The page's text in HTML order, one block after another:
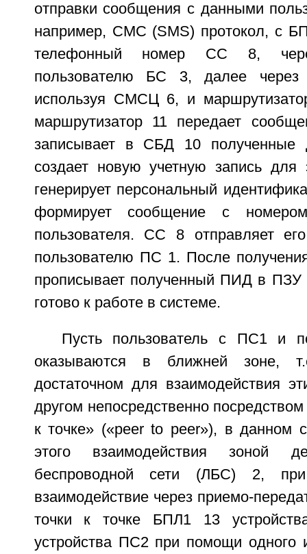
отправки сообщения с данными
например, CMC (SMS) протокол, с
телефонный номер СС 8,
пользователю БС 3, далее
используя СМСЦ 6, и
маршрутизатор 11 передает
записывает в СБД 10
создает новую учетную запись для
генерирует персональный
формирует сообщение с
пользователя. СС 8 отправляет
пользователю ПС 1. После
прописывает полученный ПИД в ПЗУ
готово к работе в системе.
Пусть пользователь с ПС1 и
оказываются в ближней зоне,
достаточном для взаимодействия
другом непосредственно
к точке» («peer to peer»), в данном
этого взаимодействия зоной
беспроводной сети (ЛБС) 2,
взаимодействие через приемо-
точки к точке БПЛ1 13
устройства ПС2 при помощи одного